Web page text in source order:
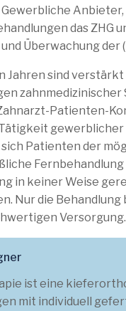
das ZHG
Überwachung
Jahren sind
Patienten-
Patienten der
in keiner Weise
Nur die
Versorgung.
ist eine
mit individuell